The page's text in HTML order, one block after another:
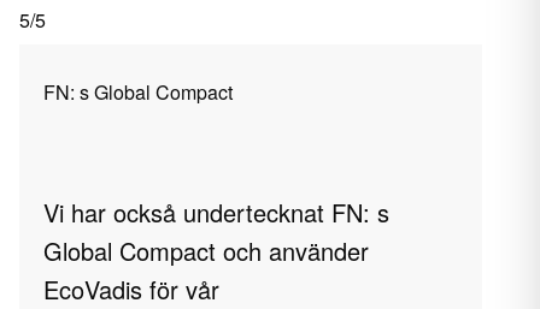
5/5
FN: s Global Compact
Vi har också undertecknat FN: s
Global Compact och använder
EcoVadis för vår